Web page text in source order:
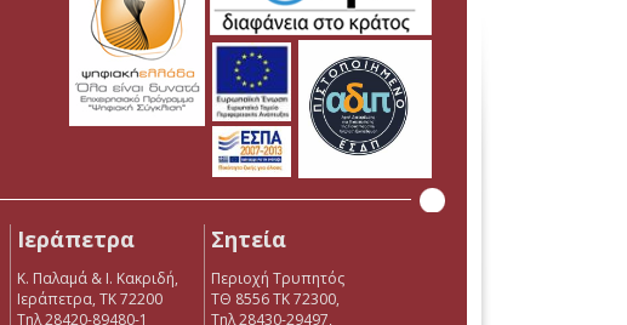
Ιεράπετρα
Κ. Παλαμά & Ι. Κακριδή,
Ιεράπετρα, ΤΚ 72200
Tηλ 28420-89480-1
Σητεία
Περιοχή Τρυπητός
ΤΘ 8556 ΤΚ 72300,
Τηλ 28430-29497,